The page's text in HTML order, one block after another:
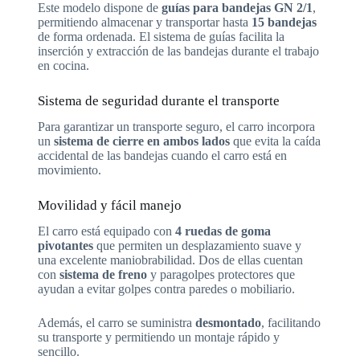
Este modelo dispone de guías para bandejas GN 2/1,
permitiendo almacenar y transportar hasta 15 bandejas
de forma ordenada. El sistema de guías facilita la
inserción y extracción de las bandejas durante el trabajo
en cocina.
Sistema de seguridad durante el transporte
Para garantizar un transporte seguro, el carro incorpora
un sistema de cierre en ambos ladosque evita la caída
accidental de las bandejas cuando el carro está en
movimiento.
Movilidad y fácil manejo
El carro está equipado con 4 ruedas de goma
pivotantesque permiten un desplazamiento suave y
una excelente maniobrabilidad. Dos de ellas cuentan
con sistema de frenoy paragolpes protectores que
ayudan a evitar golpes contra paredes o mobiliario.
Además, el carro se suministra desmontado, facilitando
su transporte y permitiendo un montaje rápido y
sencillo.